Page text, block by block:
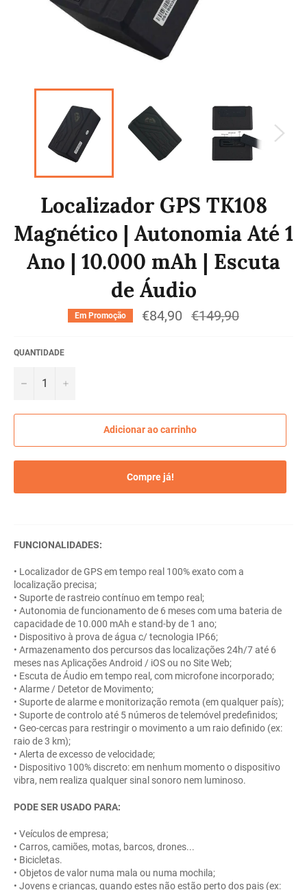
Localizador GPS TK108
Magnético | Autonomia Até 1
Ano | 10.000 mAh | Escuta
de Áudio
Em Promoção €84,90
Preço
normal
€149,90
QUANTIDADE
− +
Adicionar ao carrinho
Compre já!
FUNCIONALIDADES:
• Localizador de GPS em tempo real 100% exato com a
localização precisa;
• Suporte de rastreio contínuo em tempo real;
• Autonomia de funcionamento de 6 meses com uma bateria de
capacidade de 10.000 mAh e stand-by de 1 ano;
• Dispositivo à prova de água c/ tecnologia IP66;
• Armazenamento dos percursos das localizações 24h/7 até 6
meses nas Aplicações Android / iOS ou no Site Web;
• Escuta de Áudio em tempo real, com microfone incorporado;
• Alarme / Detetor de Movimento;
• Suporte de alarme e monitorização remota (em qualquer país);
• Suporte de controlo até 5 números de telemóvel predefinidos;
• Geo-cercas para restringir o movimento a um raio definido (ex:
raio de 3 km);
• Alerta de excesso de velocidade;
• Dispositivo 100% discreto: em nenhum momento o dispositivo
vibra, nem realiza qualquer sinal sonoro nem luminoso.
PODE SER USADO PARA:
• Veículos de empresa;
• Carros, camiões, motas, barcos, drones...
• Bicicletas.
• Objetos de valor numa mala ou numa mochila;
• Jovens e crianças, quando estes não estão perto dos pais (ex: